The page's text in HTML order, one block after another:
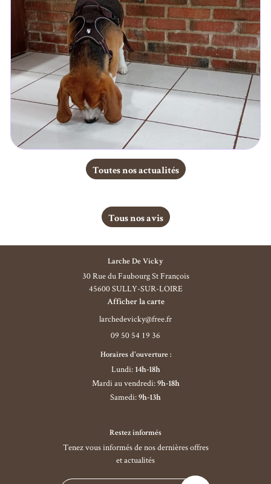
9 Mai à 9h.
Toutes nos actualités
Tous nos avis
Larche De Vicky
30 Rue du Faubourg St François
45600 SULLY-SUR-LOIRE
Afficher la carte
09 50 54 19 36
Horaires d'ouverture :
Lundi: 14h-18h
Mardi au vendredi:9h-18h
Samedi: 9h-13h
Restez informés
Tenez vous informés de nos dernières offres
et actualités